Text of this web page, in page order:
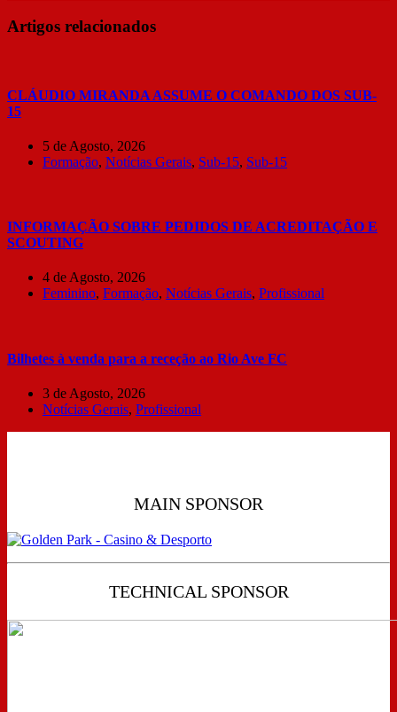
Artigos relacionados
CLÁUDIO MIRANDA ASSUME O COMANDO DOS SUB-
15
5 de Agosto, 2026
Formação, Notícias Gerais, Sub-15, Sub-15
INFORMAÇÃO SOBRE PEDIDOS DE ACREDITAÇÃO E
SCOUTING
4 de Agosto, 2026
Feminino, Formação, Notícias Gerais, Profissional
Bilhetes à venda para a receção ao Rio Ave FC
3 de Agosto, 2026
Notícias Gerais, Profissional
MAIN SPONSOR
TECHNICAL SPONSOR